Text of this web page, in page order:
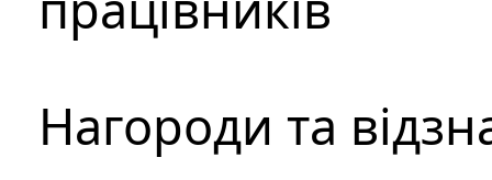
Нагороди та